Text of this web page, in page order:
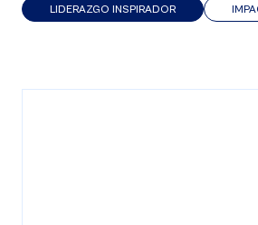
LIDERAZGO INSPIRADOR